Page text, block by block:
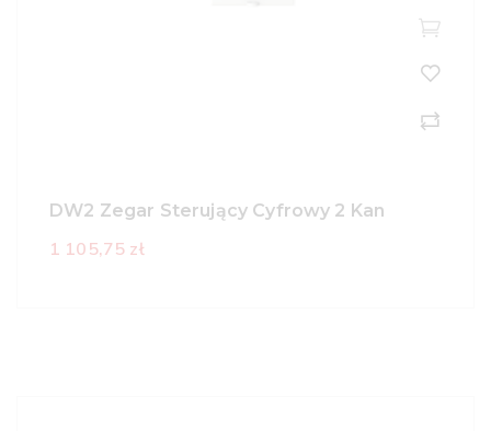
DW2 Zegar Sterujący Cyfrowy 2 Kan
1 105,75 zł